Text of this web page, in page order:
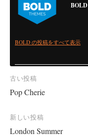
BOLD
BOLD の投稿をすべて表示
投
稿
ナ
ビ
古い投稿
Pop Cherie
新しい投稿
London Summer